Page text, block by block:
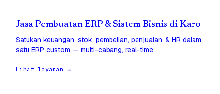
Jasa Pembuatan ERP & Sistem Bisnis di Karo
Satukan keuangan, stok, pembelian, penjualan, & HR dalam
satu ERP custom — multi-cabang, real-time.
Lihat layanan →